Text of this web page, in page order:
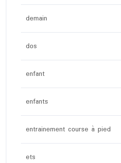
demain
dos
enfant
enfants
entrainement course à pied
ets